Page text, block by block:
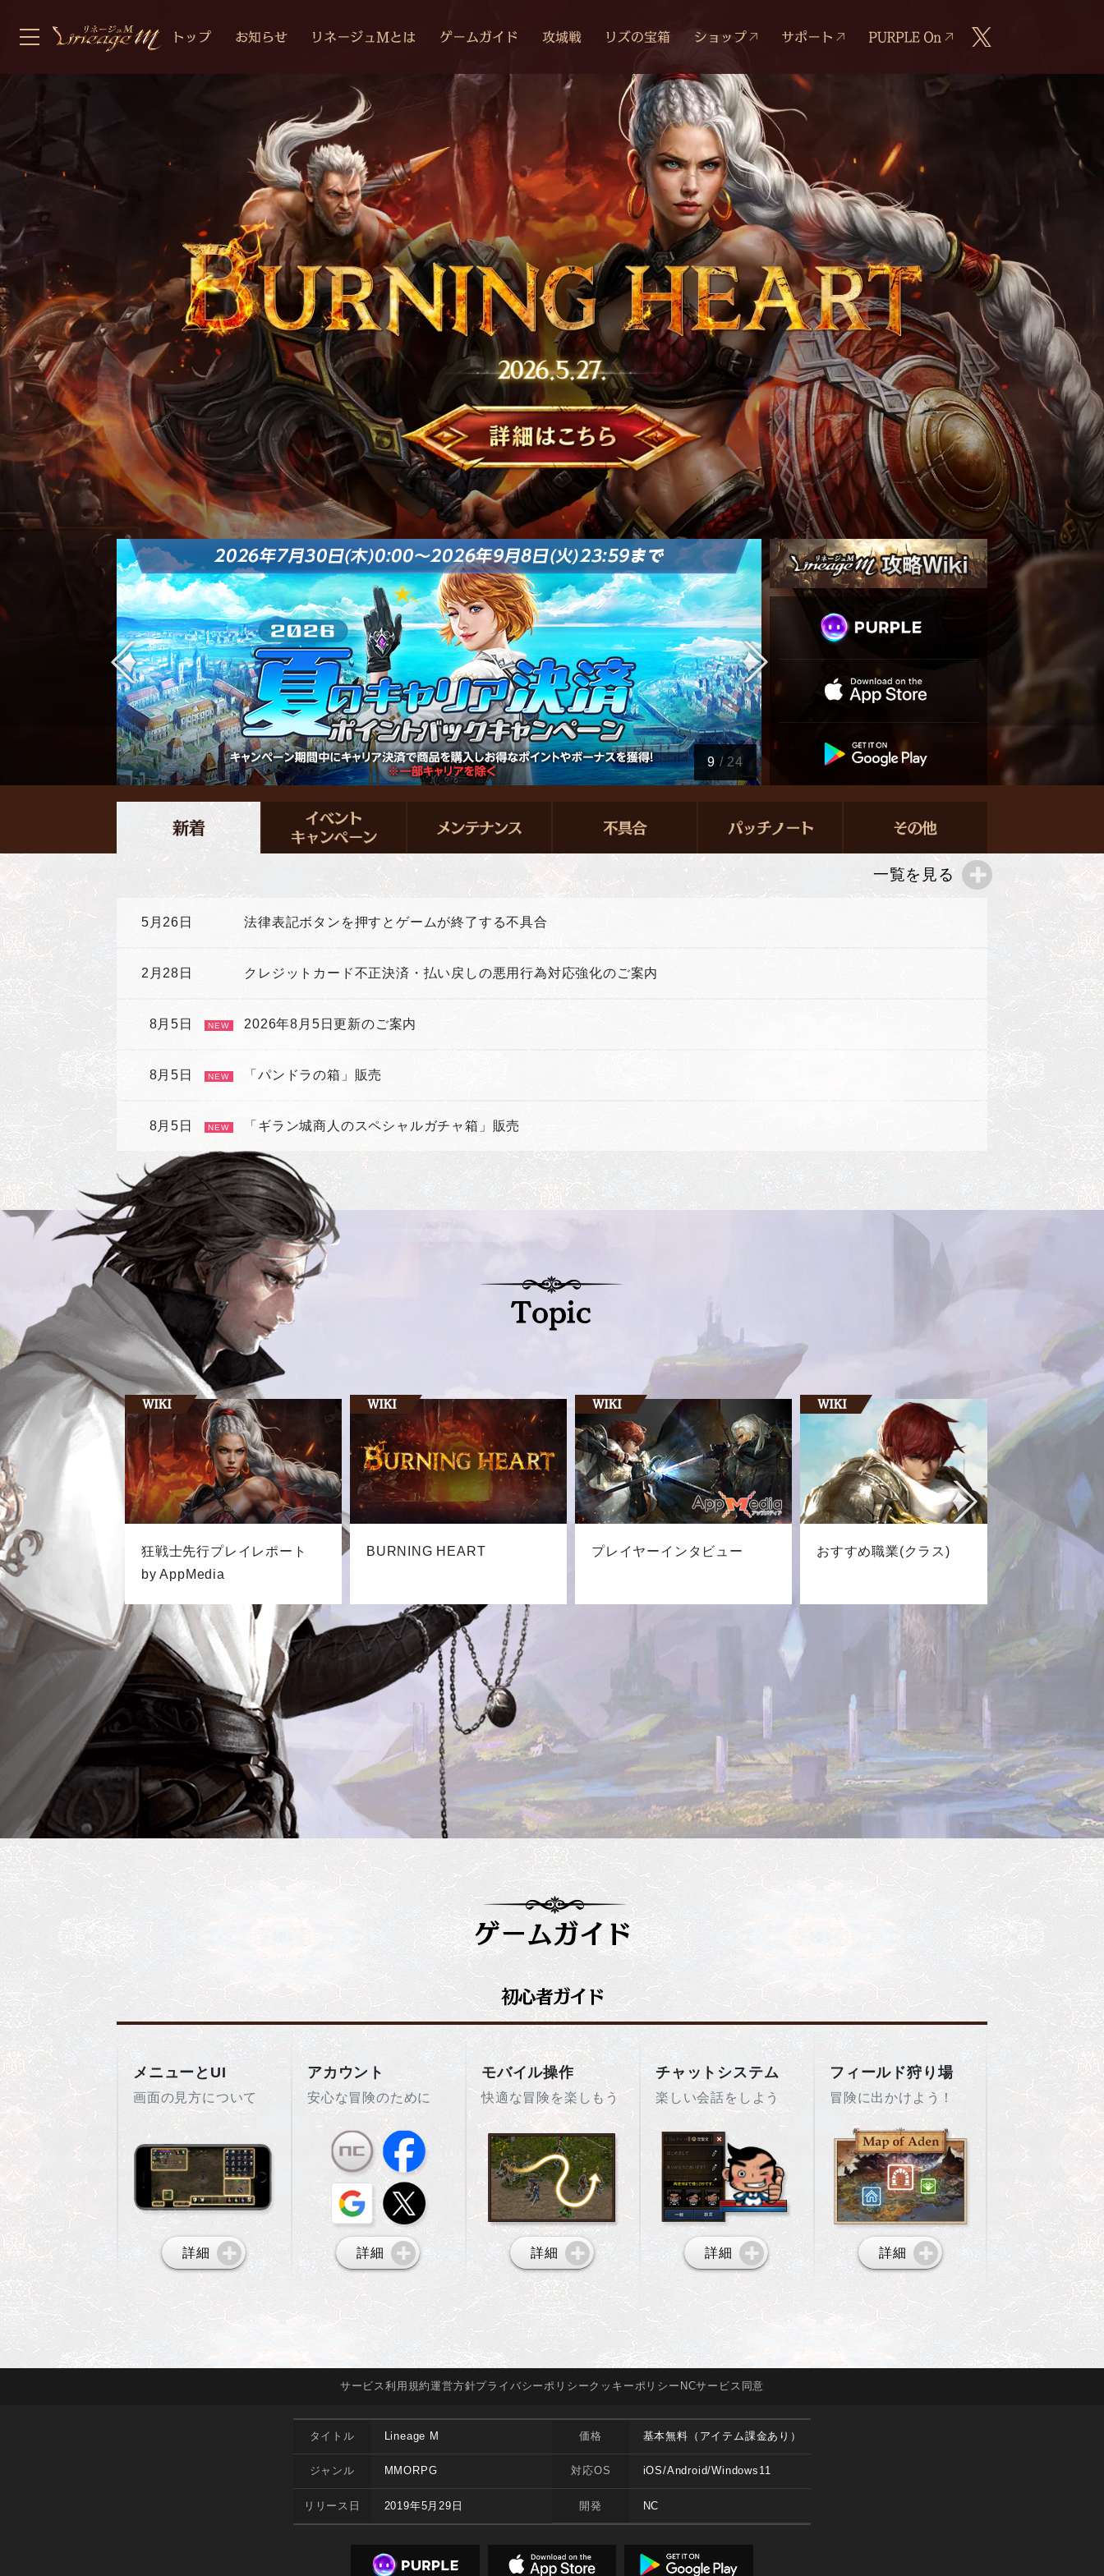
10 / 24
一覧を見る
5月26日 法律表記ボタンを押すとゲームが終了する不具合
2月28日 クレジットカード不正決済・払い戻しの悪用行為対応強化のご案内
8月5日 NEW 2026年8月5日更新のご案内
8月5日 NEW 「パンドラの箱」販売
8月5日 NEW 「ギラン城商人のスペシャルガチャ箱」販売
狂戦士先行プレイレポート
by AppMedia
BURNING HEART プレイヤーインタビュー おすすめ職業(クラス) 最新キ
メニューとUI
画面の見方について
詳細
アカウント
安心な冒険のために
詳細
モバイル操作
快適な冒険を楽しもう
詳細
チャットシステム
楽しい会話をしよう
詳細
フィールド狩り場
冒険に出かけよう！
詳細
サービス利用規約運営方針プライバシーポリシークッキーポリシー NCサービス 同意
タイトル Lineage M
ジャンル MMORPG
リリース日 2019年5月29日
価格 基本無料（アイテム課金あり）
対応OS iOS/Android/Windows11
開発 NC